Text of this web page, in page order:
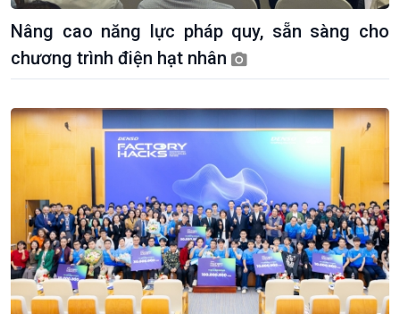
Nâng cao năng lực pháp quy, sẵn sàng cho
chương trình điện hạt nhân